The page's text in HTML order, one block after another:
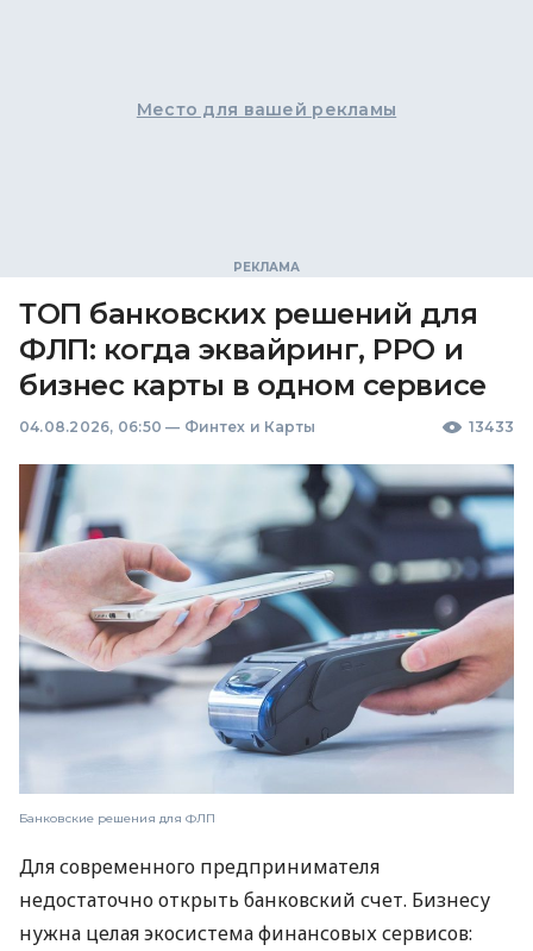
Место для вашей рекламы
ТОП банковских решений для
ФЛП: когда эквайринг, РРО и
бизнес карты в одном сервисе
04.08.2026, 06:50 — Финтех и Карты 13433
Банковские решения для ФЛП
Для современного предпринимателя
недостаточно открыть банковский счет. Бизнесу
нужна целая экосистема финансовых сервисов: